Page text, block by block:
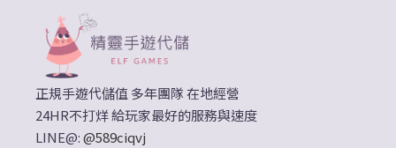
正規手遊代儲值 多年團隊 在地經營
24HR不打烊 給玩家最好的服務與速度
LINE@:@589ciqvj